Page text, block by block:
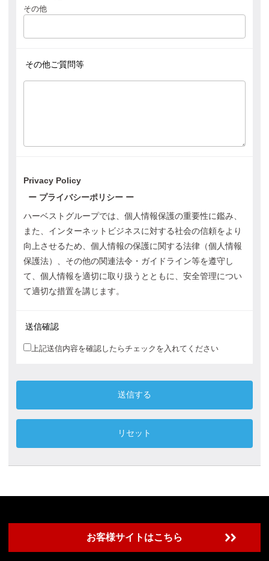
その他
その他ご質問等
Privacy Policy
ー プライバシーポリシー ー
ハーベストグループでは、個人情報保護の重要性に鑑み、
また、インターネットビジネスに対する社会の信頼をより
向上させるため、個人情報の保護に関する法律（個人情報
保護法）、その他の関連法令・ガイドライン等を遵守し
て、個人情報を適切に取り扱うとともに、安全管理につい
て適切な措置を講じます。
従業員への教育・指導を徹底し、適切な取扱いが行われる
また、個人情報の取扱いに関する苦情・相談に迅速に対応
適切な措置については、随時見直し、改善いたします。
個人情報の収集について
適法且つ公正な手段を用い行います。
個人情報の利用について
用、提供は同意を得た範囲に限定し、それ以外の第三者へ
個人情報の管理について
当グループは、その管理下にある個人情報の紛失、誤用、
送信確認
上記送信内容を確認したらチェックを入れてください
お客様サイトはこちら